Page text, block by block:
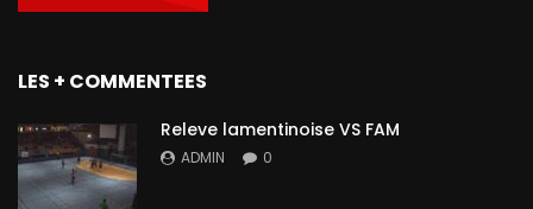
LES + COMMENTEES
Releve lamentinoise VS FAM
ADMIN 0